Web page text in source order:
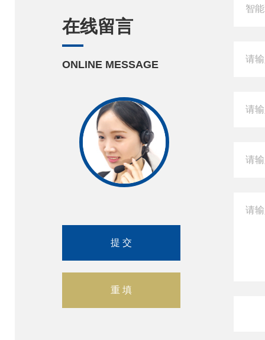
在线留言
ONLINE MESSAGE